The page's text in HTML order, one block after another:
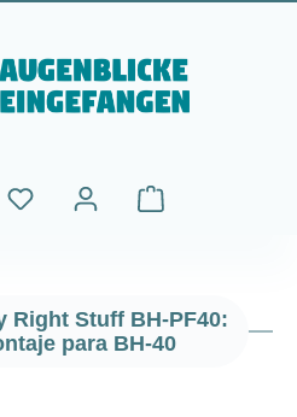
El carrito de
Right Stuff BH-PF40:
para BH-40